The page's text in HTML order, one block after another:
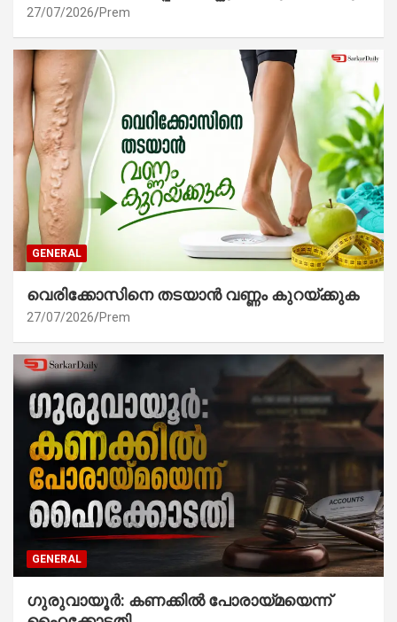
27/07/2026 Prem
GENERAL
വെരിക്കോസിനെ തടയാൻ വണ്ണം കുറയ്ക്കുക
27/07/2026 Prem
GENERAL
ഗുരുവായൂർ: കണക്കിൽ പോരായ്മയെന്ന്